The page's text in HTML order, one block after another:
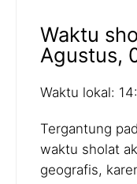
Waktu
Agustus,
Waktu lokal:
Tergantung
waktu sholat
geografis,